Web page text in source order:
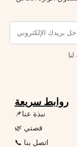
روابط سريعة
📌نبذة عنا
🌿 قصتي
📞 اتصل بنا